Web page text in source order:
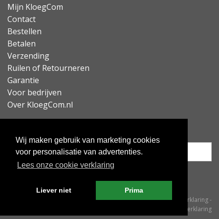
Wij maken gebruik van marketing cookies
voor personalisatie van advertenties.
Lees onze cookie verklaring
Liever niet Prima
Mijn KloegCom
Contact
Bestellen
Betalen
Verzending
Ruilen of Retourneren
Garantie
Voor bedrijven
Over KloegCom.nl
Algemene voorwaarden-Cookieverklaring-
Privacyverklaring